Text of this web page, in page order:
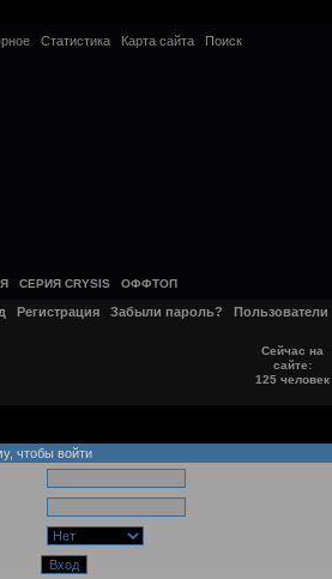
Статистика Карта сайта Поиск
СЕРИЯ CRYSIS ОФФТОП
Регистрация Забыли пароль? Пользователи
Сейчас на
сайте:
125 человек
чтобы войти